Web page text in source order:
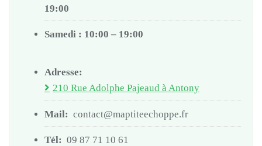
19:00
Samedi : 10:00 – 19:00
Adresse:
210 Rue Adolphe Pajeaud à Antony
Mail: contact@maptiteechoppe.fr
Tél: 09 87 71 10 61